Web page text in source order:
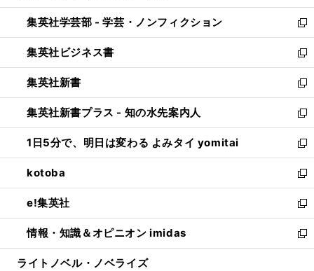
開
く
ウ
で
開
く
ン
ド
ウ
で
開
く
ウ
ィ
ン
ド
ウ
で
開
く
集英社学芸部 - 学芸・ノンフィクション
新
し
い
ウ
ィ
ン
ド
ウ
で
開
く
集英社ビジネス書
新
し
い
ウ
ィ
ン
ド
ウ
で
開
く
集英社新書
新
し
い
ウ
ィ
ン
ド
ウ
で
開
く
集英社新書プラス - 知の水先案内人
新
し
い
ウ
ィ
ン
ド
ウ
で
開
1日5分で、明日は変わる よみタイ yomitai
新
し
い
ウ
ィ
ン
ド
ウ
kotoba
新
し
い
ウ
ィ
ン
e!集英社
新
し
い
ウ
情報・知識＆オピニオン imidas
新
し
ライトノベル・ノベライズ